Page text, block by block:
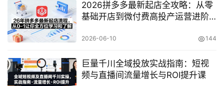
2026拼多多最新起店全攻略：从零
基础开店到微付费高投产运营进阶
2026-06-10 144
巨量千川全域投放实战指南：短视
频与直播间流量增长与ROI提升课